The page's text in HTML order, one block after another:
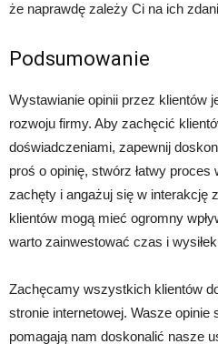
że naprawdę zależy Ci na ich
Podsumowanie
Wystawianie opinii przez klientów
rozwoju firmy. Aby zachęcić
doświadczeniami, zapewnij
proś o opinię, stwórz łatwy
zachęty i angażuj się w interakcję
klientów mogą mieć ogromny
warto zainwestować czas i
Zachęcamy wszystkich klientów
stronie internetowej. Wasze opinie
pomagają nam doskonalić nasze